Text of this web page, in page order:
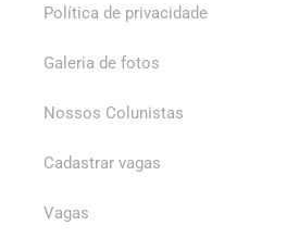
Política de privacidade
Galeria de fotos
Nossos Colunistas
Cadastrar vagas
Vagas